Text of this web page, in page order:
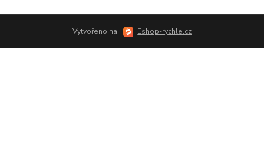
Vytvořeno na Eshop-rychle.cz